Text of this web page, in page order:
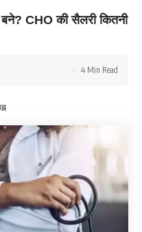
CHO की सैलरी कितनी
4 Min Read